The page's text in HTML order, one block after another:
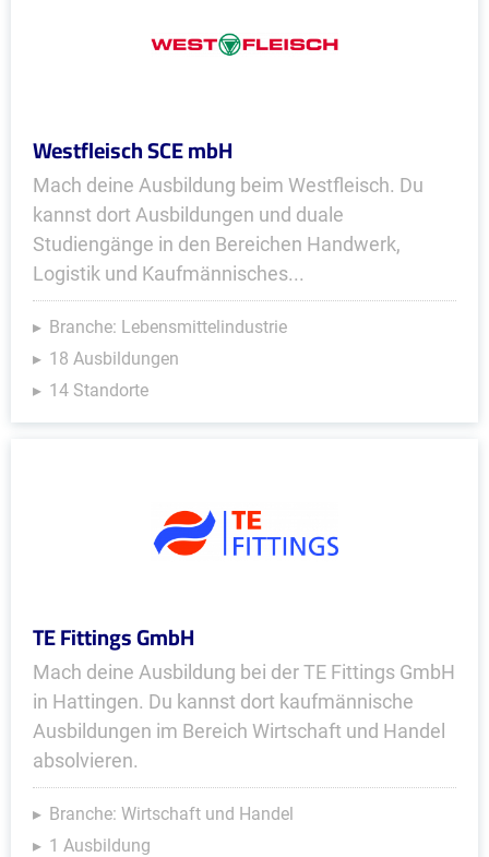
Westfleisch SCE mbH
Mach deine Ausbildung beim Westfleisch. Du
kannst dort Ausbildungen und duale
Studiengänge in den Bereichen Handwerk,
Logistik und Kaufmännisches...
Branche: Lebensmittelindustrie
18 Ausbildungen
14 Standorte
TE Fittings GmbH
Mach deine Ausbildung bei der TE Fittings GmbH
in Hattingen. Du kannst dort kaufmännische
Ausbildungen im Bereich Wirtschaft und Handel
absolvieren.
Branche: Wirtschaft und Handel
1 Ausbildung